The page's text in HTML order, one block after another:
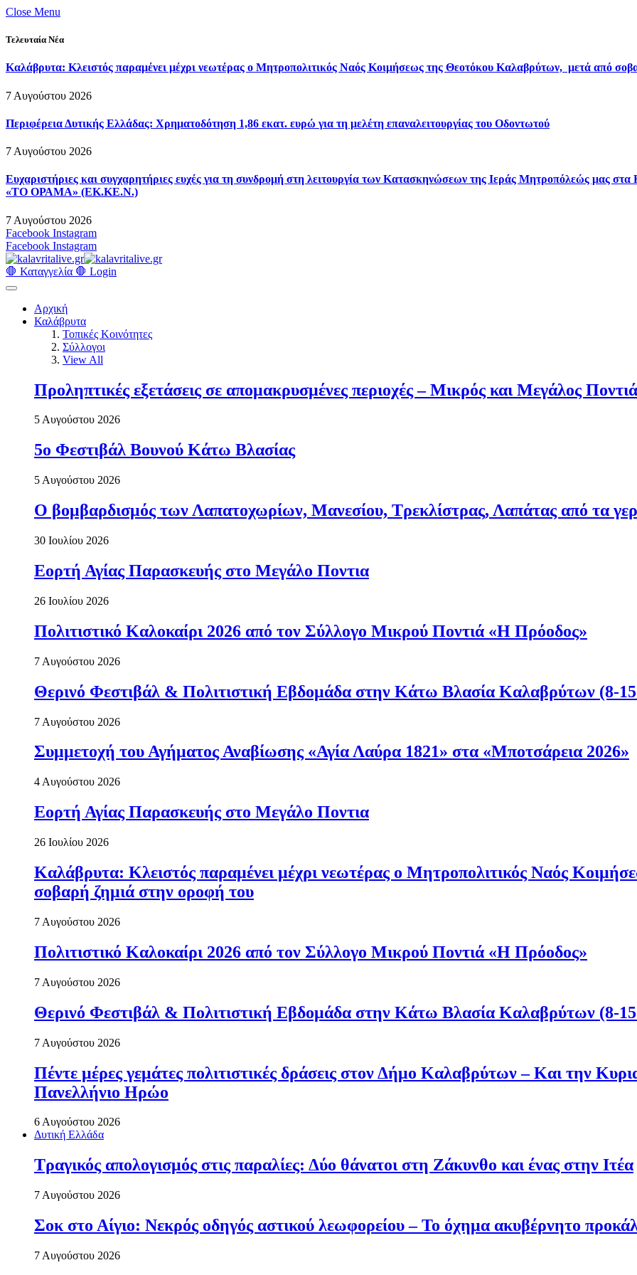
Close Menu
Τελευταία Νέα
Καλάβρυτα: Κλειστός παραμένει μέχρι νεωτέρας ο Μητροπολιτικός Ναός Κοιμήσεως της Θεοτόκου Καλαβρύτων, μετά από
7 Αυγούστου 2026
Περιφέρεια Δυτικής Ελλάδας: Χρηματοδότηση 1,86 εκατ. ευρώ για τη μελέτη επαναλειτουργίας του Οδοντωτού
7 Αυγούστου 2026
Ευχαριστήριες και συγχαρητήριες ευχές για τη συνδρομή στη λειτουργία των Κατασκηνώσεων της Ιεράς Μητροπόλεώς μας
«ΤΟ ΟΡΑΜΑ» (ΕΚ.ΚΕ.Ν.)
7 Αυγούστου 2026
Facebook Instagram
Facebook Instagram
🛑 Καταγγελία 🛑 Login
Αρχική
Καλάβρυτα
Τοπικές Κοινότητες
Σύλλογοι
View All
Προληπτικές εξετάσεις σε απομακρυσμένες περιοχές – Μικρός και Μεγάλος
5 Αυγούστου 2026
5ο Φεστιβάλ Βουνού Κάτω Βλασίας
5 Αυγούστου 2026
Ο βομβαρδισμός των Λαπατοχωρίων, Μανεσίου, Τρεκλίστρας, Λαπάτας από τα
30 Ιουλίου 2026
Εορτή Αγίας Παρασκευής στο Μεγάλο Ποντια
26 Ιουλίου 2026
Πολιτιστικό Καλοκαίρι 2026 από τον Σύλλογο Μικρού Ποντιά «Η Πρόοδος»
7 Αυγούστου 2026
Θερινό Φεστιβάλ & Πολιτιστική Εβδομάδα στην Κάτω Βλασία Καλαβρύτων (8-
7 Αυγούστου 2026
Συμμετοχή του Αγήματος Αναβίωσης «Αγία Λαύρα 1821» στα «Μποτσάρεια 2026»
4 Αυγούστου 2026
Εορτή Αγίας Παρασκευής στο Μεγάλο Ποντια
26 Ιουλίου 2026
Καλάβρυτα: Κλειστός παραμένει μέχρι νεωτέρας ο Μητροπολιτικός Ναός
σοβαρή ζημιά στην οροφή του
7 Αυγούστου 2026
Πολιτιστικό Καλοκαίρι 2026 από τον Σύλλογο Μικρού Ποντιά «Η Πρόοδος»
7 Αυγούστου 2026
Θερινό Φεστιβάλ & Πολιτιστική Εβδομάδα στην Κάτω Βλασία Καλαβρύτων (8-
7 Αυγούστου 2026
Πέντε μέρες γεμάτες πολιτιστικές δράσεις στον Δήμο Καλαβρύτων – Και την
Πανελλήνιο Ηρώο
6 Αυγούστου 2026
Δυτική Ελλάδα
Τραγικός απολογισμός στις παραλίες: Δύο θάνατοι στη Ζάκυνθο και ένας στην Ιτέα
7 Αυγούστου 2026
Σοκ στο Αίγιο: Νεκρός οδηγός αστικού λεωφορείου – Το όχημα ακυβέρνητο
7 Αυγούστου 2026